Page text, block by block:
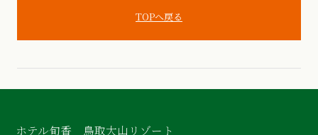
TOPへ戻る
ホテル旬香 鳥取大山リゾート